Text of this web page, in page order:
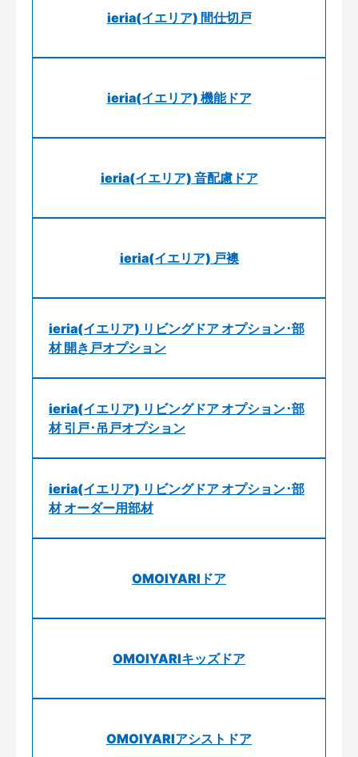
ieria(イエリア) 間仕切戸
ieria(イエリア) 機能ドア
ieria(イエリア) 音配慮ドア
ieria(イエリア) 戸襖
ieria(イエリア) リビングドア オプション･部
材 開き戸オプション
ieria(イエリア) リビングドア オプション･部
材 引戸･吊戸オプション
ieria(イエリア) リビングドア オプション･部
材 オーダー用部材
OMOIYARIドア
OMOIYARIキッズドア
OMOIYARIアシストドア